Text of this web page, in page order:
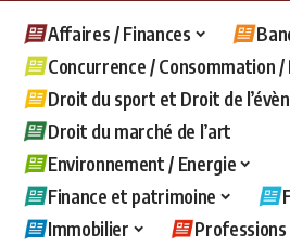
Affaires / Finances
Concurrence / Consommation
Droit du sport et Droit de
Droit du marché de l’art
Environnement / Energie
Finance et patrimoine
Immobilier